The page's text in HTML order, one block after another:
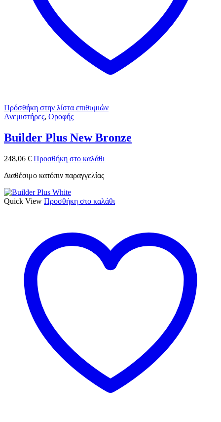
Πρόσθήκη στην λίστα επιθυμιών
Ανεμιστήρες, Οροφής
Builder Plus New Bronze
248,06 € Προσθήκη στο καλάθι
Διαθέσιμο κατόπιν παραγγελίας
Quick View Προσθήκη στο καλάθι